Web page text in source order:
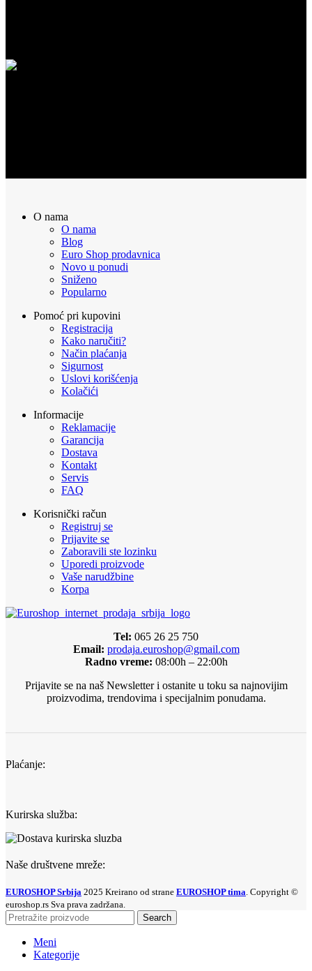
O nama
O nama
Blog
Euro Shop prodavnica
Novo u ponudi
Sniženo
Popularno
Pomoć pri kupovini
Registracija
Kako naručiti?
Način plaćanja
Sigurnost
Uslovi korišćenja
Kolačići
Informacije
Reklamacije
Garancija
Dostava
Kontakt
Servis
FAQ
Korisnički račun
Registruj se
Prijavite se
Zaboravili ste lozinku
Uporedi proizvode
Vaše narudžbine
Korpa
Tel: 065 26 25 750
Email: prodaja.euroshop@gmail.com
Radno vreme: 08:00h – 22:00h
Prijavite se na naš Newsletter i ostanite u toku sa najnovijim
proizvodima, trendovima i specijalnim ponudama.
Plaćanje:
Kurirska služba:
Naše društvene mreže:
EUROSHOP Srbija 2025 Kreirano od strane EUROSHOP tima . Copyright ©
euroshop.rs Sva prava zadržana.
Search
Meni
Kategorije